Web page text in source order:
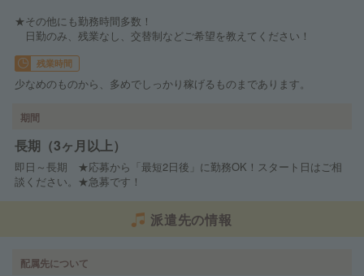
★その他にも勤務時間多数！
日勤のみ、残業なし、交替制などご希望を教えてください！
残業時間
少なめのものから、多めでしっかり稼げるものまであります。
期間
長期（3ヶ月以上）
即日～長期 ★応募から「最短2日後」に勤務OK！スタート日はご相
談ください。★急募です！
派遣先の情報
配属先について